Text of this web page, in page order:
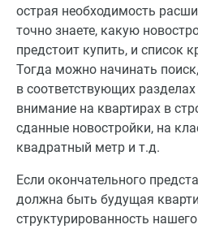
острая необходимость
точно знаете, какую
предстоит купить, и список
Тогда можно начинать
в соответствующих
внимание на квартирах в
сданные новостройки, на
квадратный метр и т.д.
Если окончательного
должна быть будущая
структурированность